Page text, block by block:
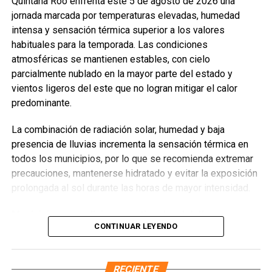
jornada marcada por temperaturas elevadas, humedad
intensa y sensación térmica superior a los valores
habituales para la temporada. Las condiciones
atmosféricas se mantienen estables, con cielo
parcialmente nublado en la mayor parte del estado y
vientos ligeros del este que no logran mitigar el calor
predominante.
La combinación de radiación solar, humedad y baja
presencia de lluvias incrementa la sensación térmica en
todos los municipios, por lo que se recomienda extremar
precauciones, mantenerse hidratado y evitar la exposición
prolongada al sol durante las horas de mayor intensidad.
Municipios y condiciones estimadas del día:
— 32°C / Sensación térmica 39°C
CONTINUAR LEYENDO
RECIENTE